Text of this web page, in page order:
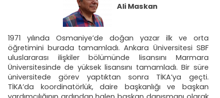
Ali Maskan
1971 yılında Osmaniye’de doğan yazar ilk ve orta
öğretimini burada tamamladı. Ankara Üniversitesi SBF
uluslararası ilişkiler bölümünde lisansını Marmara
Üniversitesinde de yüksek lisansını tamamladı. Bir süre
üniversitede görev yaptıktan sonra TİKA’ya geçti.
TİKA’da koordinatörlük, daire başkanlığı ve başkan